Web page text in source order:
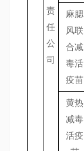
责
任
公
司
麻腮
风联
合减
毒活
疫苗
黄热
减毒
活疫